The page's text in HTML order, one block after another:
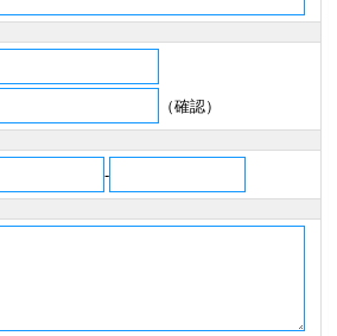
（確認）
-